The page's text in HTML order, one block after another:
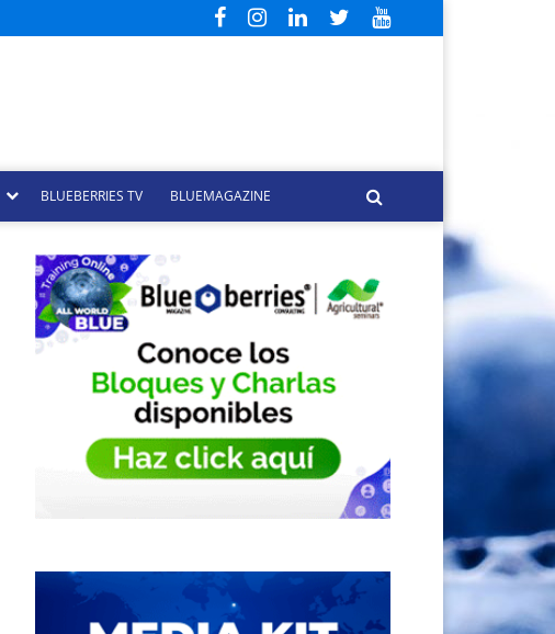
BLUEBERRIES TV BLUEMAGAZINE